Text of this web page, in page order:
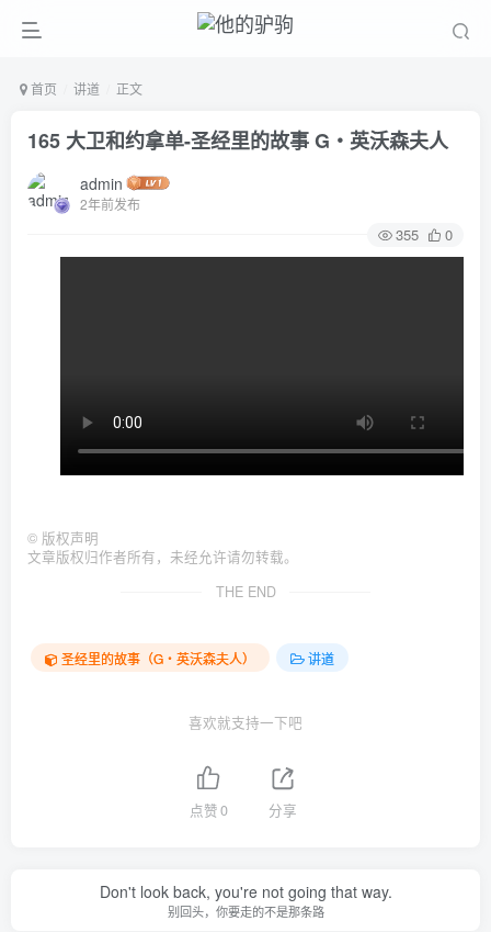
首页 讲道 正文
165 大卫和约拿单-圣经里的故事 G‧英沃森夫人
admin
2年前发布
355 0
© 版权声明
文章版权归作者所有，未经允许请勿转载。
THE END
圣经里的故事（G‧英沃森夫人） 讲道
喜欢就支持一下吧
点赞0 分享
Don't look back, you're not going that way.
别回头，你要走的不是那条路